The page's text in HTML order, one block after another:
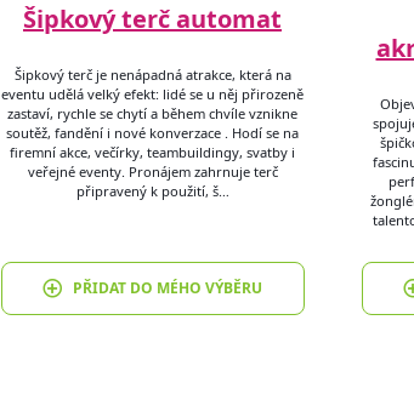
Šipkový terč automat
Šipkový terč je nenápadná atrakce, která na
eventu udělá velký efekt: lidé se u něj přirozeně
zastaví, rychle se chytí a během chvíle vznikne
soutěž, fandění i nové konverzace . Hodí se na
firemní akce, večírky, teambuildingy, svatby i
veřejné eventy. Pronájem zahrnuje terč
připravený k použití, š…
PŘIDAT DO MÉHO VÝBĚRU